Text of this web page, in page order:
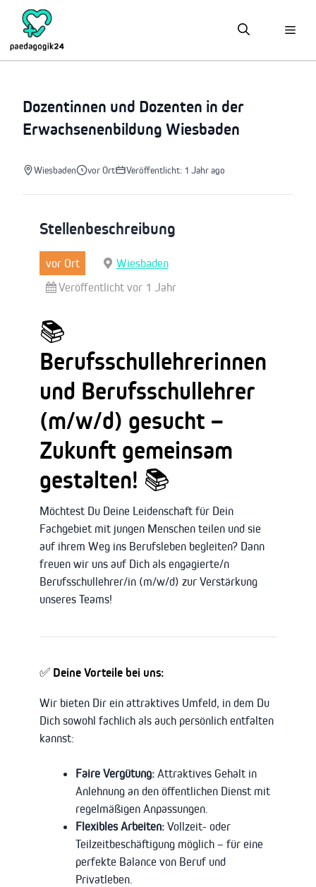
Inhalt
springen
Dozentinnen und Dozenten in der
Erwachsenenbildung Wiesbaden
Wiesbaden vor Ort Veröffentlicht: 1 Jahr ago
Stellenbeschreibung
vor Ort
Wiesbaden
Veröffentlicht vor 1 Jahr
📚
Berufsschullehrerinnen
und Berufsschullehrer
(m/w/d) gesucht –
Zukunft gemeinsam
gestalten! 📚
Möchtest Du Deine Leidenschaft für Dein
Fachgebiet mit jungen Menschen teilen und sie
auf ihrem Weg ins Berufsleben begleiten? Dann
freuen wir uns auf Dich als engagierte/n
Berufsschullehrer/in (m/w/d) zur Verstärkung
unseres Teams!
✅ Deine Vorteile bei uns:
Wir bieten Dir ein attraktives Umfeld, in dem Du
Dich sowohl fachlich als auch persönlich entfalten
kannst:
Faire Vergütung: Attraktives Gehalt in
Anlehnung an den öffentlichen Dienst mit
regelmäßigen Anpassungen.
Flexibles Arbeiten: Vollzeit- oder
Teilzeitbeschäftigung möglich – für eine
perfekte Balance von Beruf und
Privatleben.